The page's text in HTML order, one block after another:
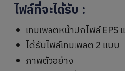
ไฟล์ที่จะได้รับ :
เทมเพลตหน้าปกไฟล์ EPS
ได้รับไฟล์เทมเพลต 2 แบบ
ภาพตัวอย่าง